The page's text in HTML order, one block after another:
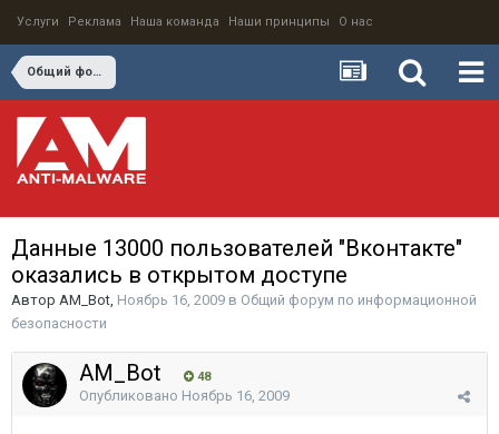
Услуги Реклама Наша команда Наши принципы О нас
Общий форум по информационной безопасности
Данные 13000 пользователей "Вконтакте"
оказались в открытом доступе
Автор AM_Bot, Ноябрь 16, 2009 в Общий форум по информационной
безопасности
AM_Bot 48
Опубликовано Ноябрь 16, 2009